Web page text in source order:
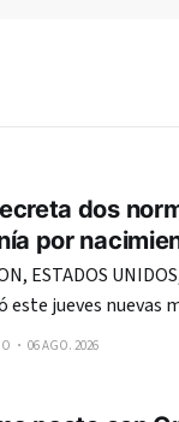
dos
por
ESTADOS
este jueves nuevas
dejando
06 AGO. 2026